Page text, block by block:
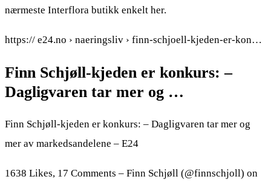
nærmeste Interflora butikk enkelt her.
https:// e24.no › naeringsliv › finn-schjoell-kjeden-er-kon…
Finn Schjøll-kjeden er konkurs: –
Dagligvaren tar mer og …
Finn Schjøll-kjeden er konkurs: – Dagligvaren tar mer og
mer av markedsandelene – E24
1638 Likes, 17 Comments – Finn Schjøll (@finnschjoll) on